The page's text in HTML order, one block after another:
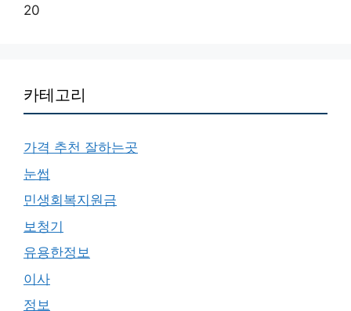
20
카테고리
가격 추천 잘하는곳
눈썹
민생회복지원금
보청기
유용한정보
이사
정보